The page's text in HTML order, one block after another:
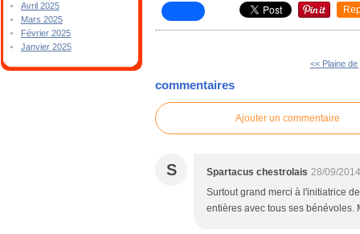
Avril 2025
Mars 2025
Février 2025
Janvier 2025
<< Plaine
commentaires
Ajouter un commentaire
S Spartacus chestrolais 28/09/
Surtout grand merci à l'initiatrice
entières avec tous ses bénévoles.